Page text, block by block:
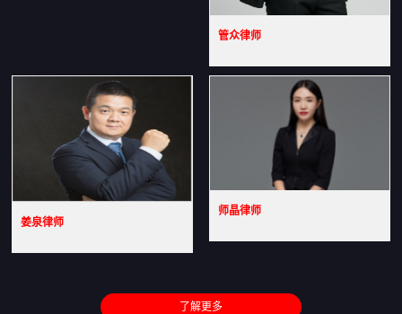
管众律师
姜泉律师
师晶律师
了解更多